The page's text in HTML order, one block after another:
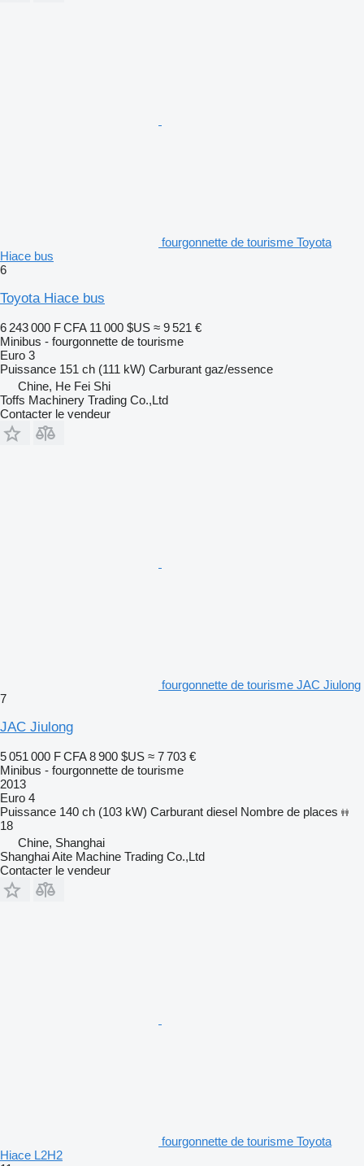
fourgonnette de tourisme Toyota
Hiace bus
6
Toyota Hiace bus
6 243 000 F CFA 11 000 $US ≈ 9 521 €
Minibus - fourgonnette de tourisme
Euro 3
Puissance 151 ch (111 kW) Carburant gaz/essence
Chine, He Fei Shi
Toffs Machinery Trading Co.,Ltd
Contacter le vendeur
fourgonnette de tourisme JAC Jiulong
7
JAC Jiulong
5 051 000 F CFA 8 900 $US ≈ 7 703 €
Minibus - fourgonnette de tourisme
2013
Euro 4
Puissance 140 ch (103 kW) Carburant diesel Nombre de places
18
Chine, Shanghai
Shanghai Aite Machine Trading Co.,Ltd
Contacter le vendeur
fourgonnette de tourisme Toyota
Hiace L2H2